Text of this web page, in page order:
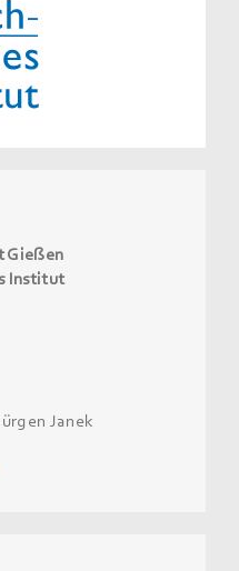
Gießen
Institut
Janek